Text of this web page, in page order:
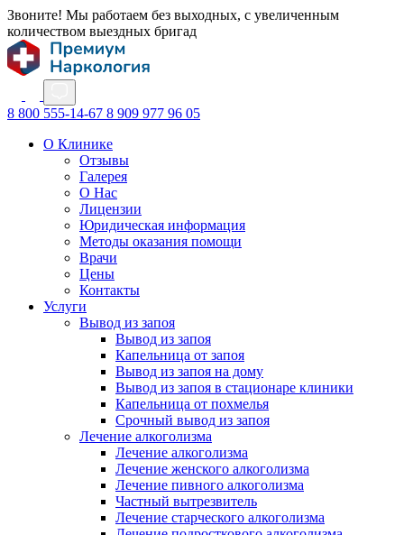
Звоните! Мы работаем без выходных, с увеличенным
количеством выездных бригад
8 800 555-14-67 8 909 977 96 05
О Клинике
Отзывы
Галерея
О Нас
Лицензии
Юридическая информация
Методы оказания помощи
Врачи
Цены
Контакты
Услуги
Вывод из запоя
Вывод из запоя
Капельница от запоя
Вывод из запоя на дому
Вывод из запоя в стационаре клиники
Капельница от похмелья
Срочный вывод из запоя
Лечение алкоголизма
Лечение алкоголизма
Лечение женского алкоголизма
Лечение пивного алкоголизма
Частный вытрезвитель
Лечение старческого алкоголизма